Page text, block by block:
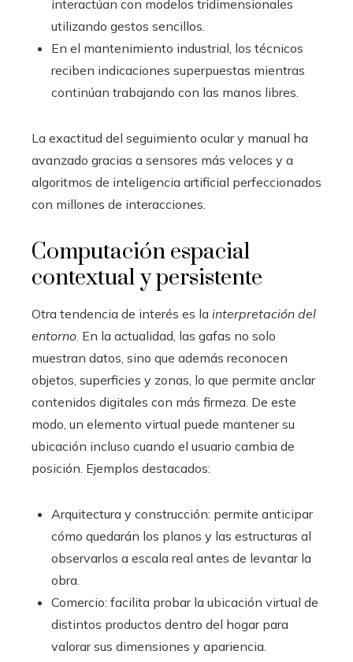
interactúan con modelos tridimensionales
utilizando gestos sencillos.
En el mantenimiento industrial, los técnicos
reciben indicaciones superpuestas mientras
continúan trabajando con las manos libres.
La exactitud del seguimiento ocular y manual ha
avanzado gracias a sensores más veloces y a
algoritmos de inteligencia artificial perfeccionados
con millones de interacciones.
Computación espacial
contextual y persistente
Otra tendencia de interés es la interpretación del
entorno. En la actualidad, las gafas no solo
muestran datos, sino que además reconocen
objetos, superficies y zonas, lo que permite anclar
contenidos digitales con más firmeza. De este
modo, un elemento virtual puede mantener su
ubicación incluso cuando el usuario cambia de
posición. Ejemplos destacados:
Arquitectura y construcción: permite anticipar
cómo quedarán los planos y las estructuras al
observarlos a escala real antes de levantar la
obra.
Comercio: facilita probar la ubicación virtual de
distintos productos dentro del hogar para
valorar sus dimensiones y apariencia.